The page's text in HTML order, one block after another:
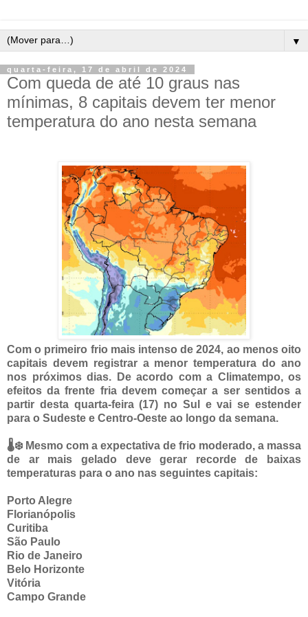
▼
quarta-feira, 17 de abril de 2024
Com queda de até 10 graus nas
mínimas, 8 capitais devem ter menor
temperatura do ano nesta semana
Com o primeiro frio mais intenso de 2024, ao menos oito
capitais devem registrar a menor temperatura do ano
nos próximos dias. De acordo com a Climatempo, os
efeitos da frente fria devem começar a ser sentidos a
partir desta quarta-feira (17) no Sul e vai se estender
para o Sudeste e Centro-Oeste ao longo da semana.
🌡️❄️ Mesmo com a expectativa de frio moderado, a massa
de ar mais gelado deve gerar recorde de baixas
temperaturas para o ano nas seguintes capitais:
Porto Alegre
Florianópolis
Curitiba
São Paulo
Rio de Janeiro
Belo Horizonte
Vitória
Campo Grande